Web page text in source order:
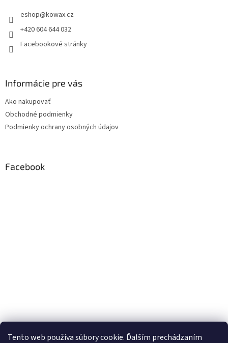
Tento web používa súbory cookie. Ďalším prechádzaním
eshop@kowax.cz
+420 604 644 032
Facebookové stránky
Informácie pre vás
Ako nakupovať
Obchodné podmienky
Podmienky ochrany osobných údajov
Facebook